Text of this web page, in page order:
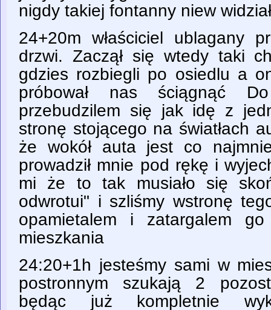
nigdy takiej fontanny niew
24+20m właściciel ublagany
drzwi. Zaczął się wtedy taki
gdzies rozbiegli po osiedlu a
próbował nas ściągnąć
przebudzilem się jak idę z
stronę stojącego na światłach
że wokół auta jest co
prowadził mnie pod rękę i
mi że to tak musiało się
odwrotui" i szliśmy wstronę
opamietalem i zatargalem
mieszkania
24:20+1h jesteśmy sami w
postronnym szukają 2
będąc już kompletnie